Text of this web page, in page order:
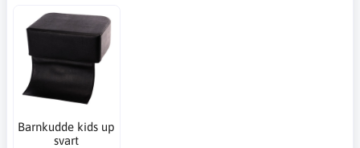
Barnkudde kids up
svart